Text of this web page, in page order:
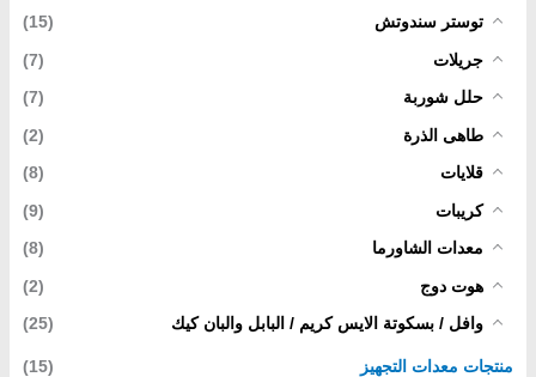
توستر سندوتش
(15)
جريلات
(7)
حلل شوربة
(7)
طاهى الذرة
(2)
قلايات
(8)
كريبات
(9)
معدات الشاورما
(8)
هوت دوج
(2)
وافل / بسكوتة الايس كريم / البابل والبان كيك
(25)
منتجات معدات التجهيز
(15)